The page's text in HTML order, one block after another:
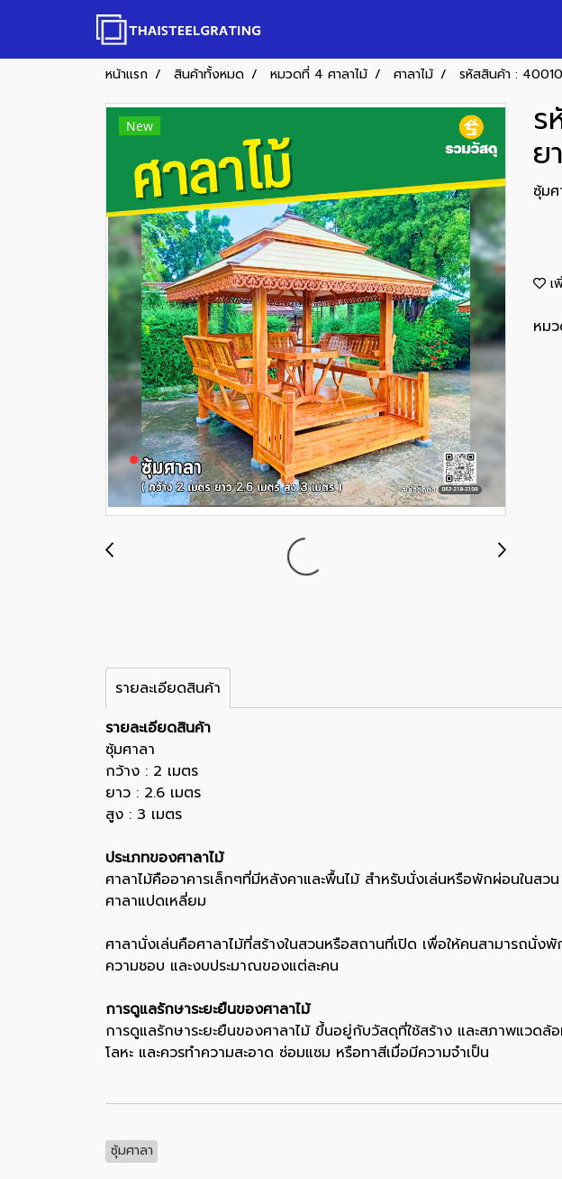
หน้าแรก สินค้าทั้งหมด หมวดที่ 4 ศาลาไม้ ศาลาไม้ รหัสสินค้า :
New ร
ย
ซุ้ม
เ
หม
รายละเอียดสินค้า
รายละเอียดสินค้า
ซุ้มศาลา
กว้าง : 2 เมตร
ยาว : 2.6 เมตร
สูง : 3 เมตร
ประเภทของศาลาไม้
ศาลาไม้คืออาคารเล็กๆที่มีหลังคาและพื้นไม้ สำหรับนั่งเล่นหรือพักผ่อนในส
ศาลาแปดเหลี่ยม
ศาลานั่งเล่นคือศาลาไม้ที่สร้างในสวนหรือสถานที่เปิด เพื่อให้คนสามารถนั่
ความชอบ และงบประมาณของแต่ละคน
การดูแลรักษาระยะยืนของศาลาไม้
การดูแลรักษาระยะยืนของศาลาไม้ ขึ้นอยู่กับวัสดุที่ใช้สร้าง และสภาพแวด
โลหะ และควรทำความสะอาด ซ่อมแซม หรือทาสีเมื่อมีความจำเป็น
ซุ้มศาลา